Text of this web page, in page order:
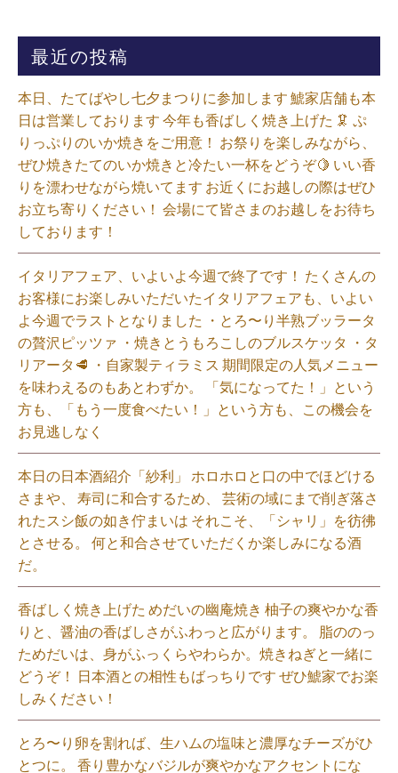
最近の投稿
本日、たてばやし七夕まつりに参加します 鯱家店舗も本
日は営業しております️ 今年も香ばしく焼き上げた 🦑 ぷ
りっぷりのいか焼きをご用意！ お祭りを楽しみながら、
ぜひ焼きたてのいか焼きと冷たい一杯をどうぞ🍋 いい香
りを漂わせながら焼いてます お近くにお越しの際はぜひ
お立ち寄りください！ 会場にて皆さまのお越しをお待ち
しております！
イタリアフェア、いよいよ今週で終了です！ たくさんの
お客様にお楽しみいただいたイタリアフェアも、いよい
よ今週でラストとなりました ・とろ〜り半熟ブッラータ
の贅沢ピッツァ ・焼きとうもろこしのブルスケッタ ・タ
リアータ🥩 ・自家製ティラミス 期間限定の人気メニュー
を味わえるのもあとわずか。 「気になってた！」という
方も、「もう一度食べたい！」という方も、この機会を
お見逃しなく⁡
本日の日本酒紹介「紗利」 ホロホロと口の中でほどける
さまや、 寿司に和合するため、 芸術の域にまで削ぎ落さ
れたスシ飯の如き佇まいは それこそ、「シャリ」を彷彿
とさせる。 何と和合させていただくか楽しみになる酒
だ。⁡
香ばしく焼き上げた めだいの幽庵焼き 柚子の爽やかな香
りと、醤油の香ばしさがふわっと広がります。 脂ののっ
ためだいは、身がふっくらやわらか。焼きねぎと一緒に
どうぞ！ 日本酒との相性もばっちりです ぜひ鯱家でお楽
しみください！⁡
とろ〜り卵を割れば、生ハムの塩味と濃厚なチーズがひ
とつに。 香り豊かなバジルが爽やかなアクセントにな